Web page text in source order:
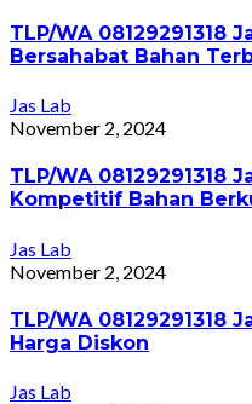
TLP/WA 08129291318
Bersahabat Bahan
Jas Lab
November 2, 2024
TLP/WA 08129291318
Kompetitif Bahan
Jas Lab
November 2, 2024
TLP/WA 08129291318
Harga Diskon
Jas Lab